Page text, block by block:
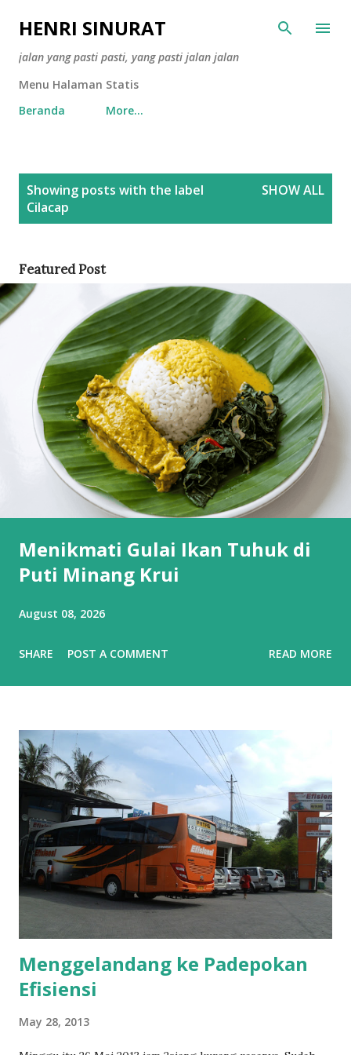
Skip to main content
HENRI SINURAT
jalan yang pasti pasti, yang pasti jalan jalan
Menu Halaman Statis
Beranda
More…
Showing posts with the label
Cilacap
SHOW ALL
Featured Post
Menikmati Gulai Ikan Tuhuk di
Puti Minang Krui
August 08, 2026
SHARE POST A COMMENT READ MORE
Menggelandang ke Padepokan
Efisiensi
May 28, 2013